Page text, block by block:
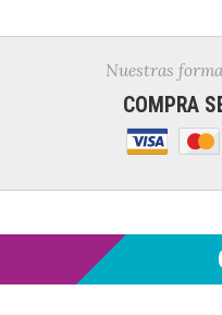
Nuestras
COMPRA